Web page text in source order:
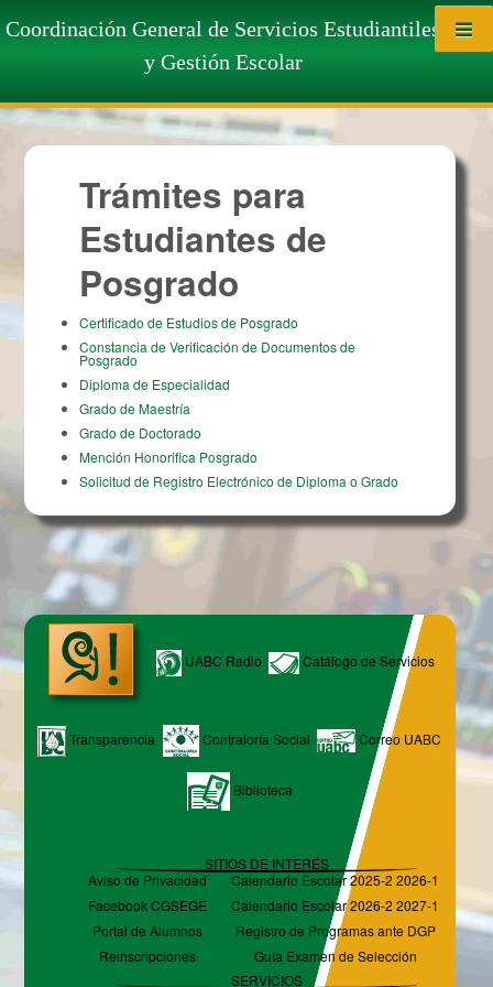
Coordinación General de Servicios Estudiantiles
y Gestión Escolar
Trámites para Estudiantes de
Posgrado
Trámites para
Estudiantes de
Posgrado
Certificado de Estudios de Posgrado
Constancia de Verificación de Documentos de
Posgrado
Diploma de Especialidad
Grado de Maestría
Grado de Doctorado
Mención Honorifica Posgrado
Solicitud de Registro Electrónico de Diploma o Grado
UABC Radio Catálogo de Servicios
Transparencia Contraloría Social Correo UABC
Biblioteca
SITIOS DE INTERÉS
Aviso de Privacidad
Calendario Escolar 2025-2 2026-1
Facebook CGSEGE
Calendario Escolar 2026-2 2027-1
Portal de Alumnos
Registro de Programas ante DGP
Reinscripciones
Guía Examen de Selección
SERVICIOS